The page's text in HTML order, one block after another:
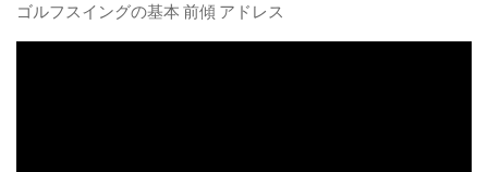
ゴルフスイングの基本 前傾 アドレス